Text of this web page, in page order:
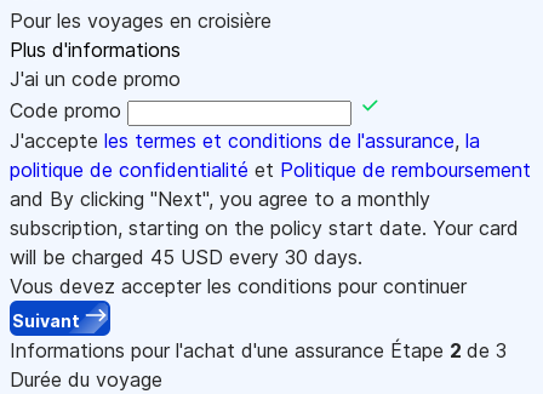
Pour les voyages en croisière
Plus d'informations
J'ai un code promo
Code promo
J'accepte les termes et conditions de l'assurance, la
politique de confidentialité et Politique de remboursement
and By clicking "Next", you agree to a monthly
subscription, starting on the policy start date. Your card
will be charged 45 USD every 30 days.
Vous devez accepter les conditions pour continuer
Suivant
Informations pour l'achat d'une assurance Étape 2 de 3
Durée du voyage